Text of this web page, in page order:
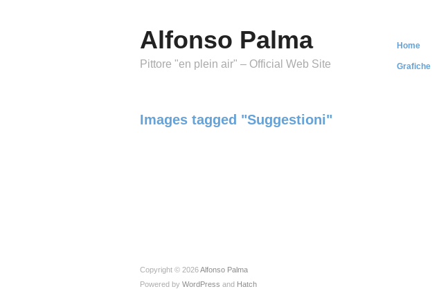
Alfonso Palma
Pittore "en plein air" – Official Web Site
Home
Grafiche
Images tagged "Suggestioni"
Copyright © 2026Alfonso Palma
Powered by WordPress and Hatch